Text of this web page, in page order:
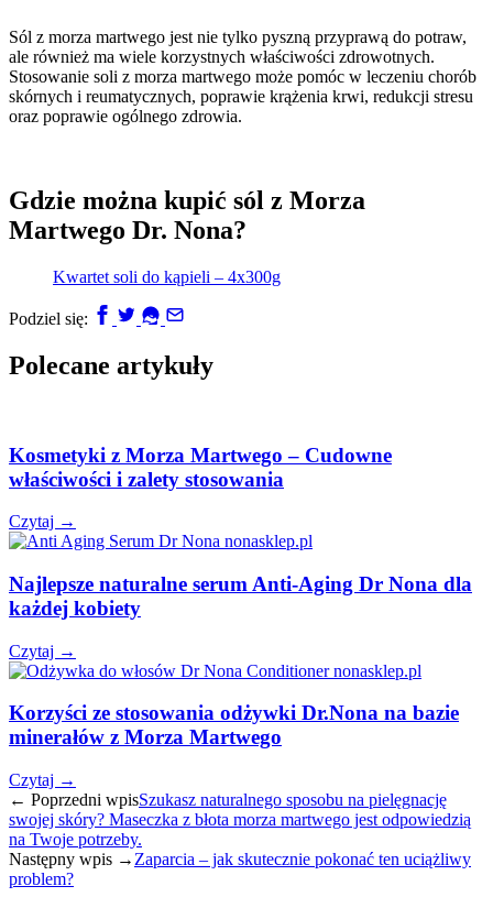
Sól z morza martwego jest nie tylko pyszną przyprawą do potraw,
ale również ma wiele korzystnych właściwości zdrowotnych.
Stosowanie soli z morza martwego może pomóc w leczeniu chorób
skórnych i reumatycznych, poprawie krążenia krwi, redukcji stresu
oraz poprawie ogólnego zdrowia.
Gdzie można kupić sól z Morza
Martwego Dr. Nona?
Kwartet soli do kąpieli – 4x300g
Podziel się:
Polecane artykuły
Kosmetyki z Morza Martwego – Cudowne
właściwości i zalety stosowania
Czytaj →
Najlepsze naturalne serum Anti-Aging Dr Nona dla
każdej kobiety
Czytaj →
Korzyści ze stosowania odżywki Dr.Nona na bazie
minerałów z Morza Martwego
Czytaj →
← Poprzedni wpisSzukasz naturalnego sposobu na pielęgnację
swojej skóry? Maseczka z błota morza martwego jest odpowiedzią
na Twoje potrzeby.
Następny wpis → Zaparcia – jak skutecznie pokonać ten uciążliwy
problem?